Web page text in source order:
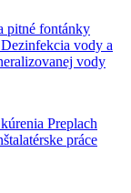
pitné fontánky
Dezinfekcia vody a
vody
Preplach
práce